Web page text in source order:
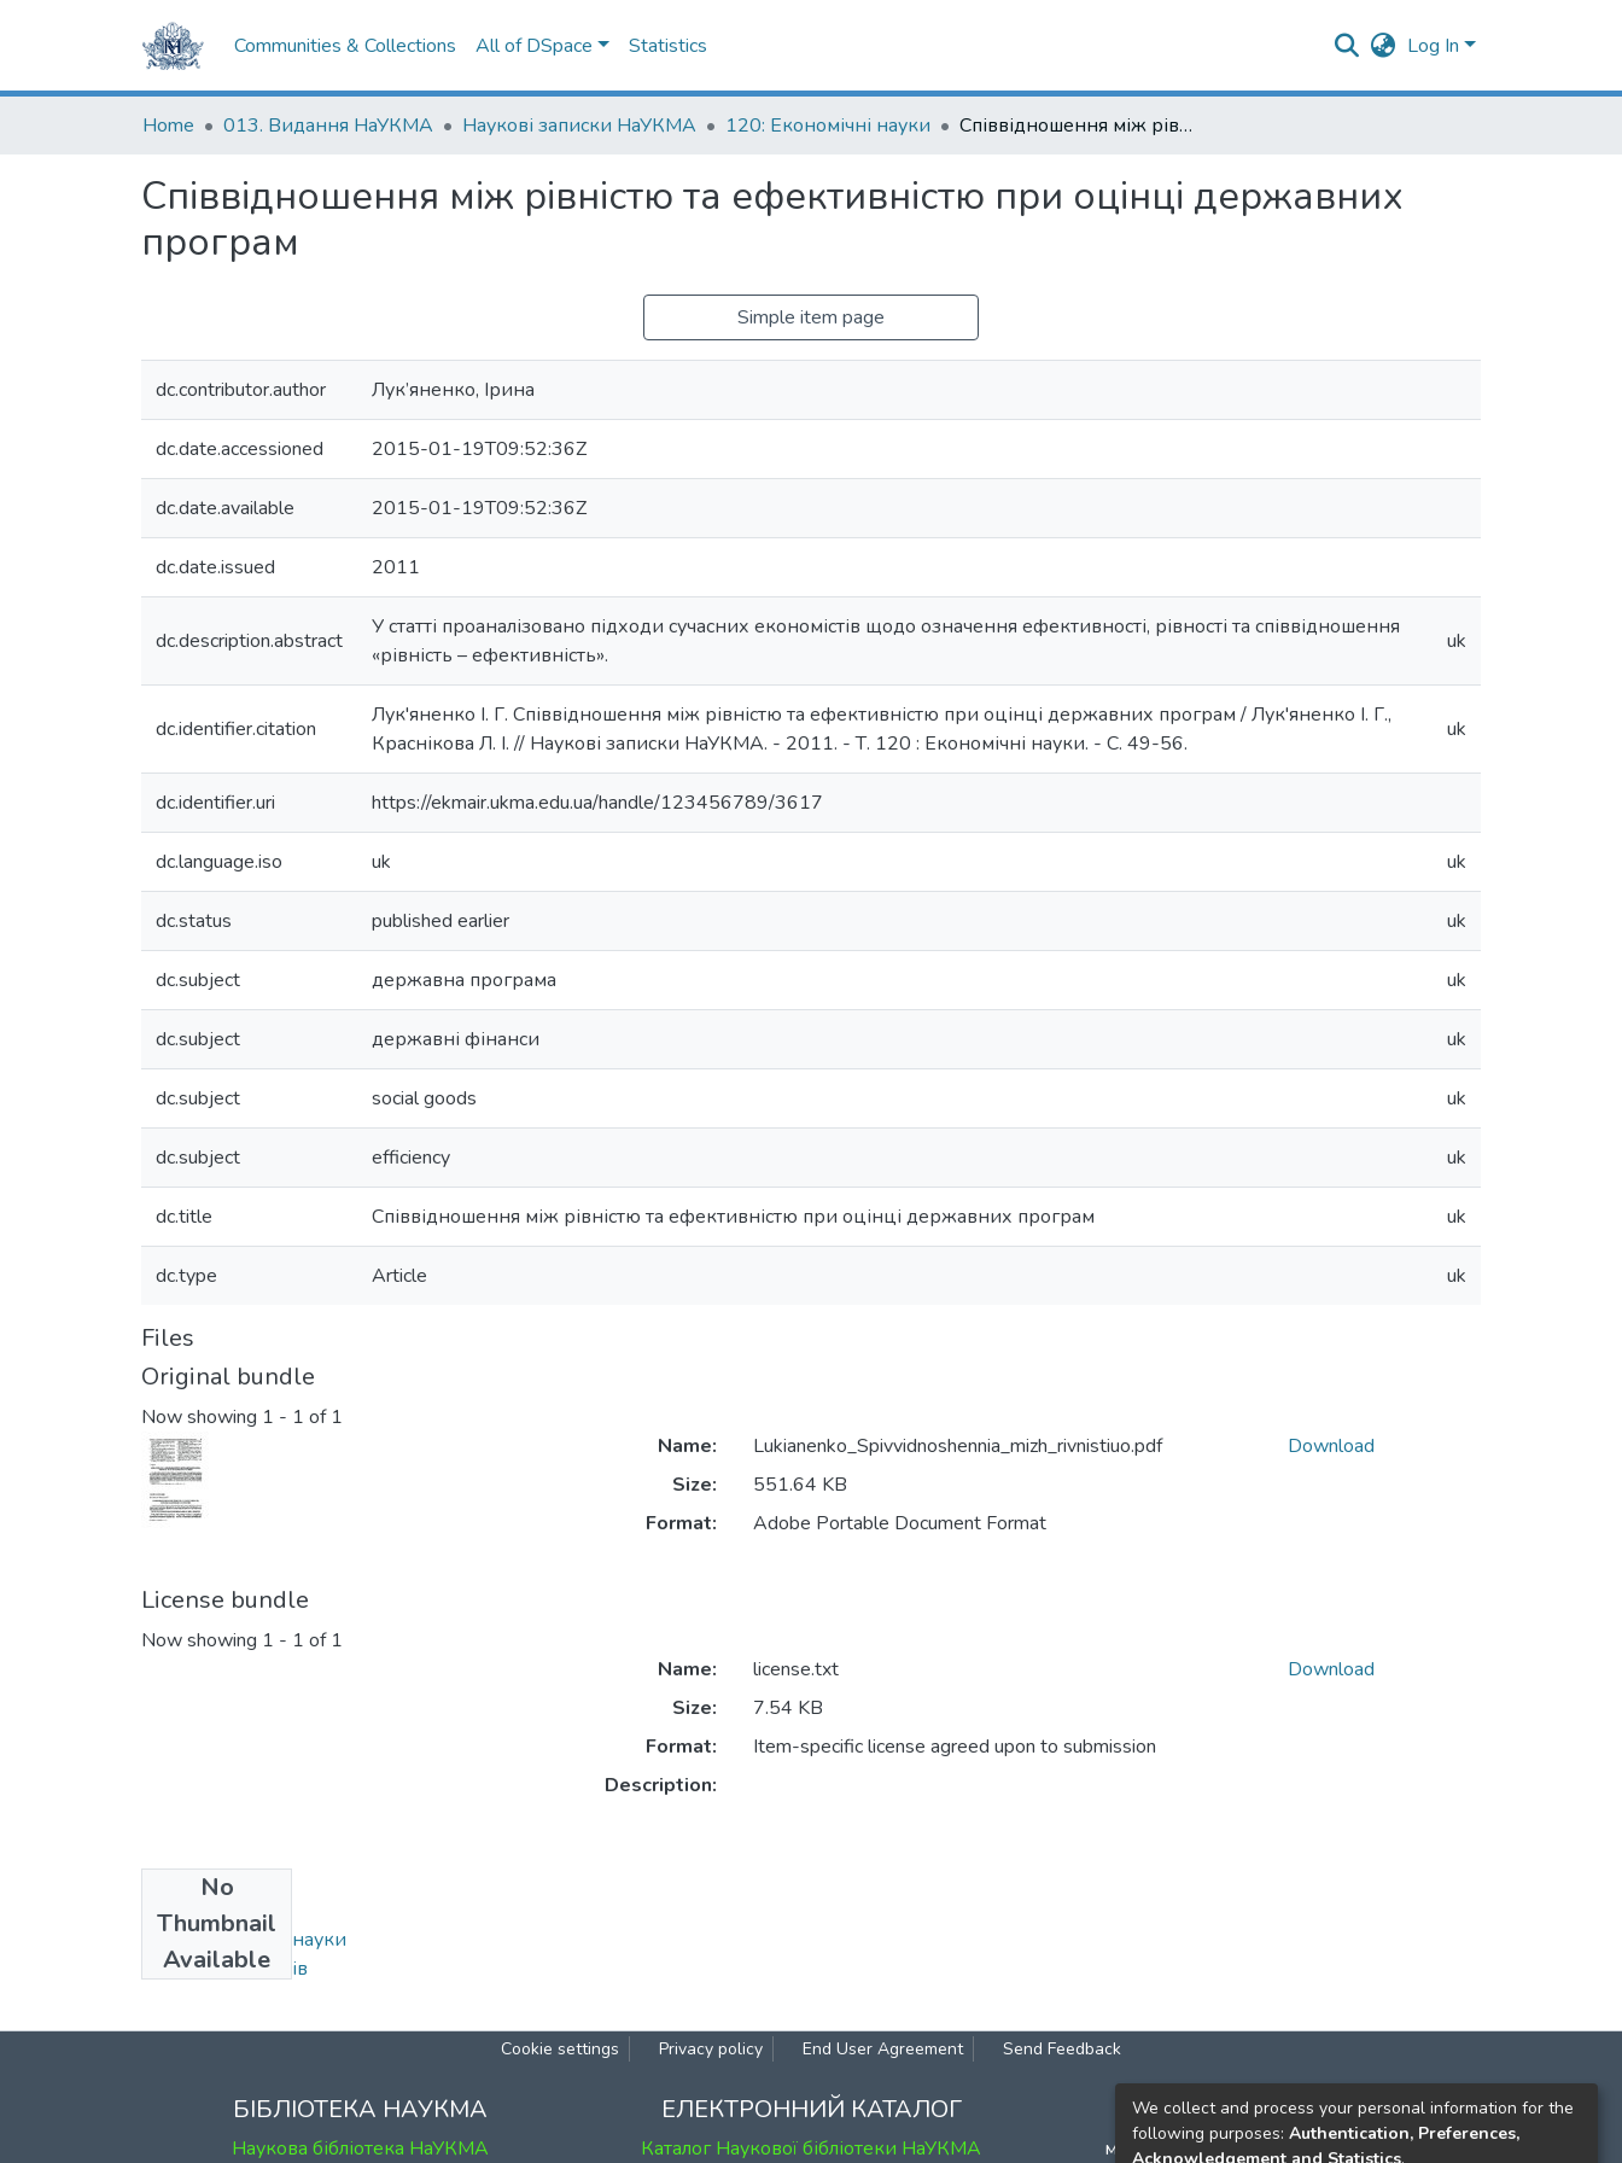
Communities & Collections All of DSpace Statistics Log In
Home 013. Видання НаУКМА Наукові записки НаУКМА 120: Економічні науки Співвідношення між рівністю та ефективністю при оцінці державних програм
Співвідношення між рівністю та ефективністю при оцінці державних
програм
Simple item page
dc.contributor.author Лук’яненко, Ірина
dc.date.accessioned 2015-01-19T09:52:36Z
dc.date.available 2015-01-19T09:52:36Z
dc.date.issued 2011
dc.description.abstract
У статті проаналізовано підходи сучасних економістів щодо означення ефективності, рівності та співвідношення
«рівність – ефективність».
uk
dc.identifier.citation
Лук'яненко І. Г. Співвідношення між рівністю та ефективністю при оцінці державних програм / Лук'яненко І. Г.,
Краснікова Л. І. // Наукові записки НаУКМА. - 2011. - Т. 120 : Економічні науки. - С. 49-56.
uk
dc.identifier.uri https://ekmair.ukma.edu.ua/handle/123456789/3617
dc.language.iso uk uk
dc.status published earlier uk
dc.subject державна програма uk
dc.subject державні фінанси uk
dc.subject social goods uk
dc.subject efficiency uk
dc.title Співвідношення між рівністю та ефективністю при оцінці державних програм uk
dc.type Article uk
Files
Original bundle
Now showing 1 - 1 of 1
Name:
Lukianenko_Spivvidnoshennia_mizh_rivnistiuo.pdf
Size:
551.64 KB
Format:
Adobe Portable Document Format
Download
License bundle
Now showing 1 - 1 of 1
No
Thumbnail
Available
Name:
license.txt
Size:
7.54 KB
Format:
Item-specific license agreed upon to submission
Description:
Download
Collections
120: Економічні науки
Кафедра фінансів
Cookie settings Privacy policy End User Agreement Send Feedback
БІБЛІОТЕКА НАУКМА
Наукова бібліотека НаУКМА
ЕЛЕКТРОННИЙ КАТАЛОГ
Каталог Наукової бібліотеки НаУКМА
КОНТАКТИ
м. Київ, вул. Григорія Сковороди, 2
We collect and process your personal information for the
following purposes: Authentication, Preferences,